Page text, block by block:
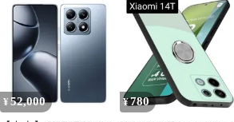
レー スマホ 白ロム 本
体 即日発送 土日祝発送
OK あすつく 05000
¥ 52,000 ¥780